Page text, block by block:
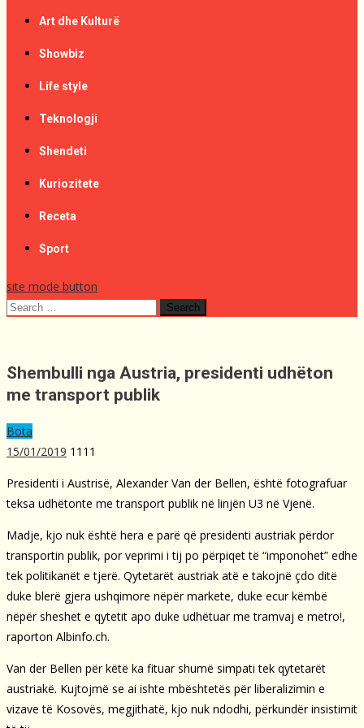
Art dhe Kulturë
Showbiz
Life style
Teknologji
Shendeti
Kuriozitete
Receta
Sport
site mode button
Search
Shembulli nga Austria, presidenti udhëton
me transport publik
Bota
15/01/2019 1111
Presidenti i Austrisë, Alexander Van der Bellen, është fotografuar
teksa udhëtonte me transport publik në linjën U3 në Vjenë.
Madje, kjo nuk është hera e parë që presidenti austriak përdor
transportin publik, por veprimi i tij po përpiqet të “imponohet” edhe
tek politikanët e tjerë. Qytetarët austriak atë e takojnë çdo ditë
duke blerë gjera ushqimore nëpër markete, duke ecur këmbë
nëpër sheshet e qytetit apo duke udhëtuar me tramvaj e metro!,
raporton Albinfo.ch.
Van der Bellen për këtë ka fituar shumë simpati tek qytetarët
austriakë. Kujtojmë se ai ishte mbështetës për liberalizimin e
vizave të Kosovës, megjithatë, kjo nuk ndodhi, përkundër insistimit